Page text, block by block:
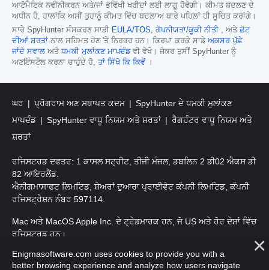
ਆਟੋਮੈਟਿਕ ਨਵੀਨੀਕਰਨ ਅਤੇ/ਜਾਂ ਭਵਿੱਖੀ ਖਰੀਦਾਂ ਲਈ ਲਾਗੂ ਹੋਵੇਗੀ। ਕੀਮਤ ਬਦਲਣ ਦੇ
ਅਧੀਨ ਹੈ, ਹਾਲਾਂਕਿ ਅਸੀਂ ਤੁਹਾਨੂੰ ਕੀਮਤ ਵਿੱਚ ਬਦਲਾਅ ਬਾਰੇ ਪਹਿਲਾਂ ਹੀ ਸੂਚਿਤ ਕਰਾਂਗੇ।
ਸਾਰੇ SpyHunter ਸੰਸਕਰਣ ਸਾਡੀ EULA/TOS, ਗੋਪਨੀਯਤਾ/ਕੂਕੀ ਨੀਤੀ , ਅਤੇ ਛੋਟ
ਦੀਆਂ ਸ਼ਰਤਾਂ ਨਾਲ ਸਹਿਮਤ ਹੋਣ 'ਤੇ ਨਿਰਭਰ ਹਨ। ਕਿਰਪਾ ਕਰਕੇ ਸਾਡੇ ਅਕਸਰ ਪੁੱਛੇ
ਜਾਂਦੇ ਸਵਾਲ ਅਤੇ ਧਮਕੀ ਮੁਲਾਂਕਣ ਮਾਪਦੰਡਵੀ ਵੇਖੋ। ਜੇਕਰ ਤੁਸੀਂ SpyHunter ਨੂੰ
ਅਣਇੰਸਟੌਲ ਕਰਨਾ ਚਾਹੁੰਦੇ ਹੋ, ਤਾਂ ਸਿੱਖੋ ਕਿ ਕਿਵੇਂ।
ਘਰ ਪ੍ਰੋਗਰਾਮ ਅਣ ਸਥਾਪਤ ਕਦਮ
SpyHunter ਦੇ ਧਮਕੀ ਮੁਲਾਂਕਣ
ਮਾਪਦੰਡ
SpyHunter ਵਾਧੂ ਨਿਯਮ ਅਤੇ ਸ਼ਰਤਾਂ
ਰੈਗਹੰਟਰ ਵਾਧੂ ਨਿਯਮ ਅਤੇ
ਸ਼ਰਤਾਂ
ਰਜਿਸਟਰਡ ਦਫਤਰ: 1 ਕਾਸਲ ਸਟ੍ਰੀਟ, ਤੀਜੀ ਮੰਜ਼ਲ, ਡਬਲਿਨ 2 ਡੀ02 ਐਕਸ ਡੀ
82 ਆਇਰਲੈਂਡ.
ਐਨੀਗਮਾਸਾਫਟ ਲਿਮਟਿਡ, ਸ਼ੇਅਰਾਂ ਦੁਆਰਾ ਪ੍ਰਾਈਵੇਟ ਕੰਪਨੀ ਲਿਮਟਿਡ, ਕੰਪਨੀ
ਰਜਿਸਟ੍ਰੇਸ਼ਨ ਨੰਬਰ 597114.
Mac ਅਤੇ MacOS Apple Inc. ਦੇ ਟ੍ਰੇਡਮਾਰਕ ਹਨ, ਜੋ US ਅਤੇ ਹੋਰ ਦੇਸ਼ਾਂ ਵਿੱਚ
ਰਜਿਸਟਰਡ ਹਨ।
ਕਾਪੀਰਾਈਟ 2016-2026. ਐਨੀਗਮਾਸੋਫਟ ਲਿਮਟਿਡ ਸਾਰੇ ਹੱਕ ਰਾਖਵੇਂ ਹਨ.
Enigmasoftware.com uses cookies to provide you with a
better browsing experience and analyze how users navigate